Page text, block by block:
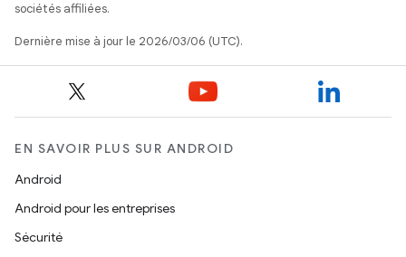
sociétés affiliées.
Dernière mise à jour le 2026/03/06 (UTC).
EN SAVOIR PLUS SUR ANDROID
Android
Android pour les entreprises
Sécurité